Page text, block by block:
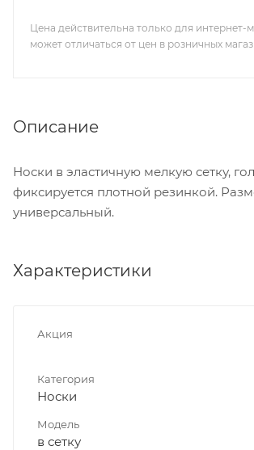
Цена действительна только для интернет-
может отличаться от цен в розничных
Описание
Носки в эластичную мелкую сетку,
фиксируется плотной резинкой.
универсальный.
Характеристики
Акция
Категория
Носки
Модель
в сетку